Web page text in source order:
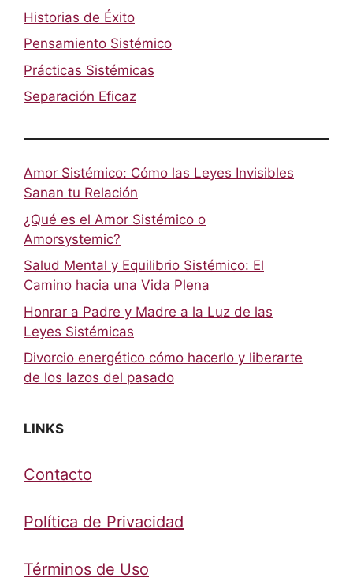
Historias de Éxito
Pensamiento Sistémico
Prácticas Sistémicas
Separación Eficaz
Amor Sistémico: Cómo las Leyes Invisibles
Sanan tu Relación
¿Qué es el Amor Sistémico o
Amorsystemic?
Salud Mental y Equilibrio Sistémico: El
Camino hacia una Vida Plena
Honrar a Padre y Madre a la Luz de las
Leyes Sistémicas
Divorcio energético cómo hacerlo y liberarte
de los lazos del pasado
LINKS
Contacto
Política de Privacidad
Términos de Uso